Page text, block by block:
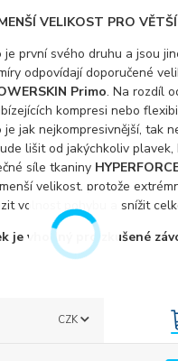
VELIKOST PRO
je první svého druhu a jsou
odpovídají doporučené
Primo. Na rozdíl
kompresi nebo
je jak nejkompresivnější, tak
lišit od jakýchkoliv
síle tkaniny
velikost, protože
volnost pohybu a snížit
je vhodný pro zkušené
CZK